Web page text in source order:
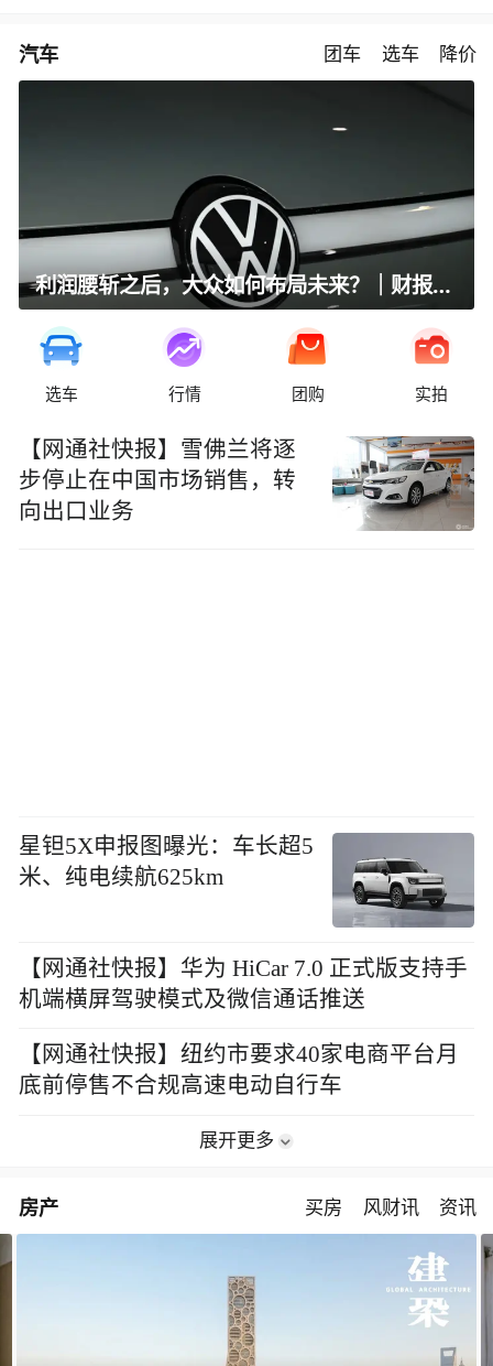
汽车 团车 选车 降价
利润腰斩之后，大众如何布局未来？｜财报全视角
选车 行情 团购 实拍
【网通社快报】雪佛兰将逐
步停止在中国市场销售，转
向出口业务
星钽5X申报图曝光：车长超5
米、纯电续航625km
【网通社快报】华为 HiCar 7.0 正式版支持手
机端横屏驾驶模式及微信通话推送
【网通社快报】纽约市要求40家电商平台月
底前停售不合规高速电动自行车
展开更多
房产 买房 风财讯 资讯